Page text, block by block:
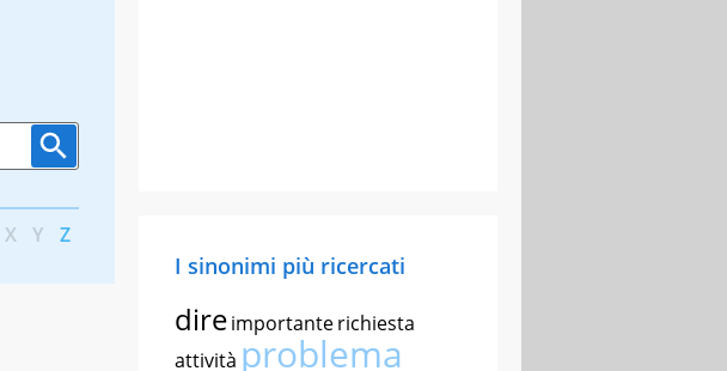
X Y Z
I sinonimi più ricercati
direimportanterichiesta
attività problema